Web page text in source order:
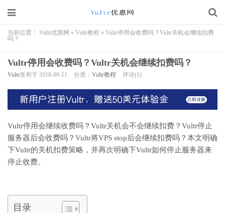
当前位置： Vultr优惠网 » Vultr教程 » Vultr停用会收费吗？Vultr关机会继续扣费
吗？
Vultr停用会收费吗？Vultr关机会继续扣费吗？
Vultr发布于 2018-09-11 分类： Vultr教程 评论(1)
Vultr停用会继续收费吗？Vultr关机会不会继续扣费？Vultr停止
服务器后会收费吗？Vultr将VPS stop后会继续扣费吗？本文明确
下Vultr的关机扣费策略，并再次明确下Vultr如何停止服务器来
停止收费。
目录